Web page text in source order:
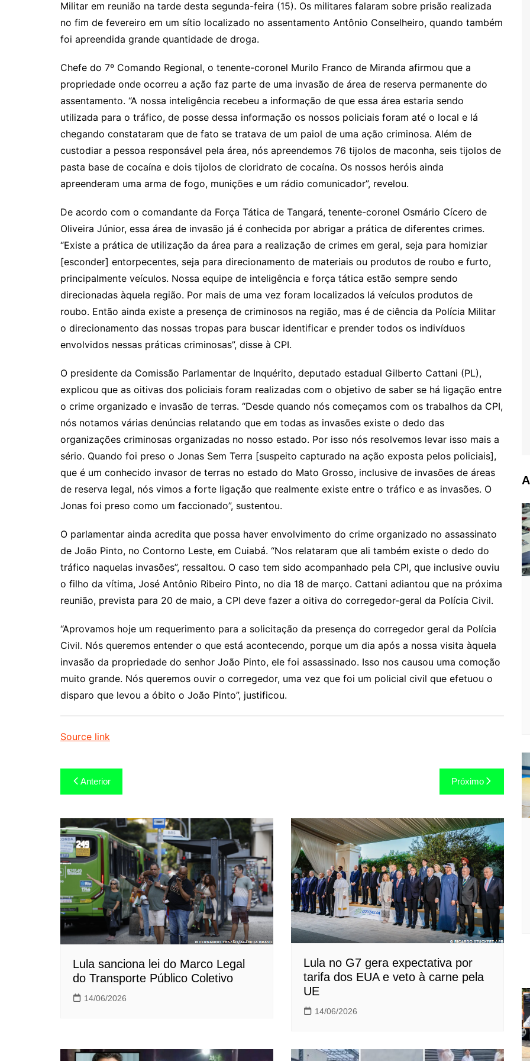
Li
n
A
p
a
m
dI
n
e
Cl
s
sr
o
o
m
e
n
er
a
g
k.
c
m
e o
M
l
d
s
Militar em reunião na tarde desta segunda-feira (15). Os militares falaram sobre prisão realizada
no fim de fevereiro em um sítio localizado no assentamento Antônio Conselheiro, quando também
foi apreendida grande quantidade de droga.
Chefe do 7º Comando Regional, o tenente-coronel Murilo Franco de Miranda afirmou que a
propriedade onde ocorreu a ação faz parte de uma invasão de área de reserva permanente do
assentamento. “A nossa inteligência recebeu a informação de que essa área estaria sendo
utilizada para o tráfico, de posse dessa informação os nossos policiais foram até o local e lá
chegando constataram que de fato se tratava de um paiol de uma ação criminosa. Além de
custodiar a pessoa responsável pela área, nós apreendemos 76 tijolos de maconha, seis tijolos de
pasta base de cocaína e dois tijolos de cloridrato de cocaína. Os nossos heróis ainda
apreenderam uma arma de fogo, munições e um rádio comunicador”, revelou.
De acordo com o comandante da Força Tática de Tangará, tenente-coronel Osmário Cícero de
Oliveira Júnior, essa área de invasão já é conhecida por abrigar a prática de diferentes crimes.
“Existe a prática de utilização da área para a realização de crimes em geral, seja para homiziar
[esconder] entorpecentes, seja para direcionamento de materiais ou produtos de roubo e furto,
principalmente veículos. Nossa equipe de inteligência e força tática estão sempre sendo
direcionadas àquela região. Por mais de uma vez foram localizados lá veículos produtos de
roubo. Então ainda existe a presença de criminosos na região, mas é de ciência da Polícia Militar
o direcionamento das nossas tropas para buscar identificar e prender todos os indivíduos
envolvidos nessas práticas criminosas”, disse à CPI.
O presidente da Comissão Parlamentar de Inquérito, deputado estadual Gilberto Cattani (PL),
explicou que as oitivas dos policiais foram realizadas com o objetivo de saber se há ligação entre
o crime organizado e invasão de terras. “Desde quando nós começamos com os trabalhos da CPI,
nós notamos várias denúncias relatando que em todas as invasões existe o dedo das
organizações criminosas organizadas no nosso estado. Por isso nós resolvemos levar isso mais a
sério. Quando foi preso o Jonas Sem Terra [suspeito capturado na ação exposta pelos policiais],
que é um conhecido invasor de terras no estado do Mato Grosso, inclusive de invasões de áreas
de reserva legal, nós vimos a forte ligação que realmente existe entre o tráfico e as invasões. O
Jonas foi preso como um faccionado”, sustentou.
O parlamentar ainda acredita que possa haver envolvimento do crime organizado no assassinato
de João Pinto, no Contorno Leste, em Cuiabá. “Nos relataram que ali também existe o dedo do
tráfico naquelas invasões”, ressaltou. O caso tem sido acompanhado pela CPI, que inclusive ouviu
o filho da vítima, José Antônio Ribeiro Pinto, no dia 18 de março. Cattani adiantou que na próxima
reunião, prevista para 20 de maio, a CPI deve fazer a oitiva do corregedor-geral da Polícia Civil.
“Aprovamos hoje um requerimento para a solicitação da presença do corregedor geral da Polícia
Civil. Nós queremos entender o que está acontecendo, porque um dia após a nossa visita àquela
invasão da propriedade do senhor João Pinto, ele foi assassinado. Isso nos causou uma comoção
muito grande. Nós queremos ouvir o corregedor, uma vez que foi um policial civil que efetuou o
disparo que levou a óbito o João Pinto”, justificou.
Source link
Navegação
de
Post
Anterior Próximo
Lula sanciona lei do Marco Legal
do Transporte Público Coletivo
14/06/2026
Lula no G7 gera expectativa por
tarifa dos EUA e veto à carne pela
UE
14/06/2026